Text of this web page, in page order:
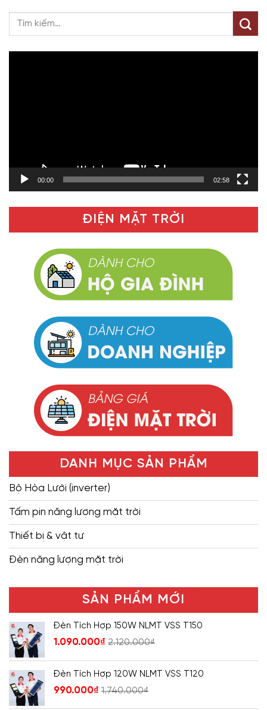
00:00 02:58
ĐIỆN MẶT TRỜI
DANH MỤC SẢN PHẨM
Bộ Hòa Lưới (inverter)
Tấm pin năng lượng mặt trời
Thiết bị & vật tư
Đèn năng lượng mặt trời
SẢN PHẨM MỚI
Đèn Tích Hợp 150W NLMT VSS T150
1.090.000₫ 2.120.000₫
Đèn Tích Hợp 120W NLMT VSS T120
990.000₫ 1.740.000₫